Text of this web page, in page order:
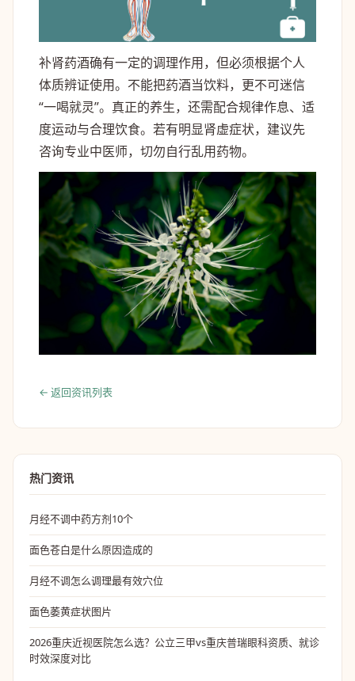
补肾药酒确有一定的调理作用，但必须根据个人
体质辨证使用。不能把药酒当饮料，更不可迷信
“一喝就灵”。真正的养生，还需配合规律作息、适
度运动与合理饮食。若有明显肾虚症状，建议先
咨询专业中医师，切勿自行乱用药物。
← 返回资讯列表
热门资讯
月经不调中药方剂10个
面色苍白是什么原因造成的
月经不调怎么调理最有效穴位
面色萎黄症状图片
2026重庆近视医院怎么选？公立三甲vs重庆普瑞眼科资质、就诊
时效深度对比